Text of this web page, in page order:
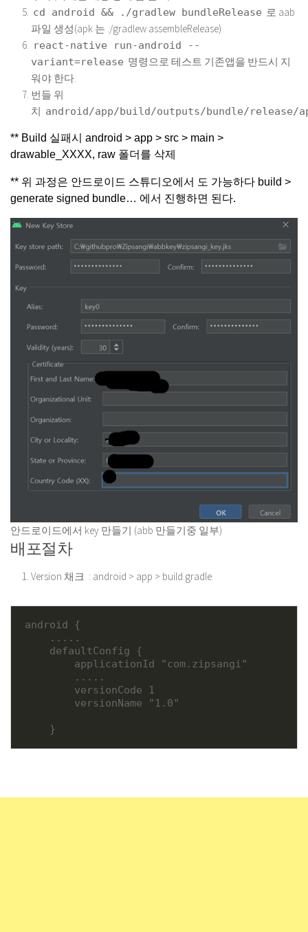
cd android && ./gradlew bundleRelease 로 aab
파일 생성(apk 는 ./gradlew assembleRelease)
react-native run-android --
variant=release 명령으로 테스트 기존앱을 반드시 지
워야 한다.
번들 위
치 android/app/build/outputs/bundle/release/
** Build 실패시 android > app > src > main >
drawable_XXXX, raw 폴더를 삭제
** 위 과정은 안드로이드 스튜디오에서 도 가능하다 build >
generate signed bundle… 에서 진행하면 된다.
안드로이드에서 key 만들기 (abb 만들기중 일부)
배포절차
Version 채크 : android > app > build.gradle
android {
    }